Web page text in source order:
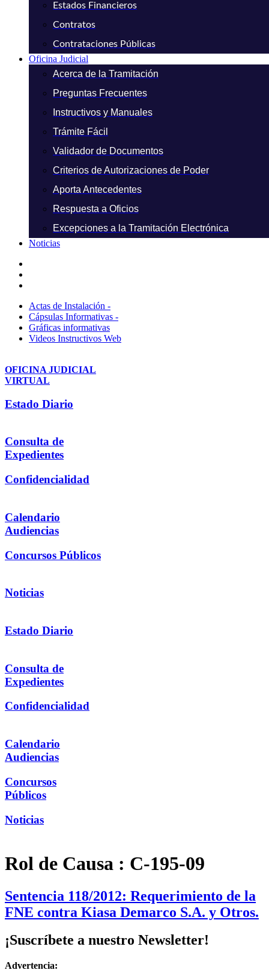
Estados Financieros
Contratos
Contrataciones Públicas
Oficina Judicial
Acerca de la Tramitación
Preguntas Frecuentes
Instructivos y Manuales
Trámite Fácil
Validador de Documentos
Criterios de Autorizaciones de Poder
Aporta Antecedentes
Respuesta a Oficios
Excepciones a la Tramitación Electrónica
Noticias
Actas de Instalación -
Cápsulas Informativas -
Gráficas informativas
Videos Instructivos Web
OFICINA JUDICIAL
VIRTUAL
Estado Diario
Consulta de
Expedientes
Confidencialidad
Calendario
Audiencias
Concursos Públicos
Noticias
Estado Diario
Consulta de
Expedientes
Confidencialidad
Calendario
Audiencias
Concursos
Públicos
Noticias
Rol de Causa : C-195-09
Sentencia 118/2012: Requerimiento de la
FNE contra Kiasa Demarco S.A. y Otros.
¡Suscríbete a nuestro Newsletter!
Advertencia: